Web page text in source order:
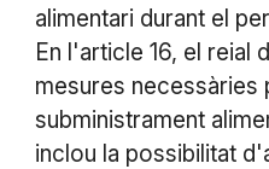
alimentari durant el
En l'article 16, el reial
mesures necessàries
subministrament
inclou la possibilitat